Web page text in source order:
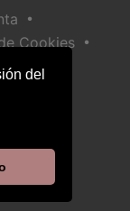
del
•
Cookies •